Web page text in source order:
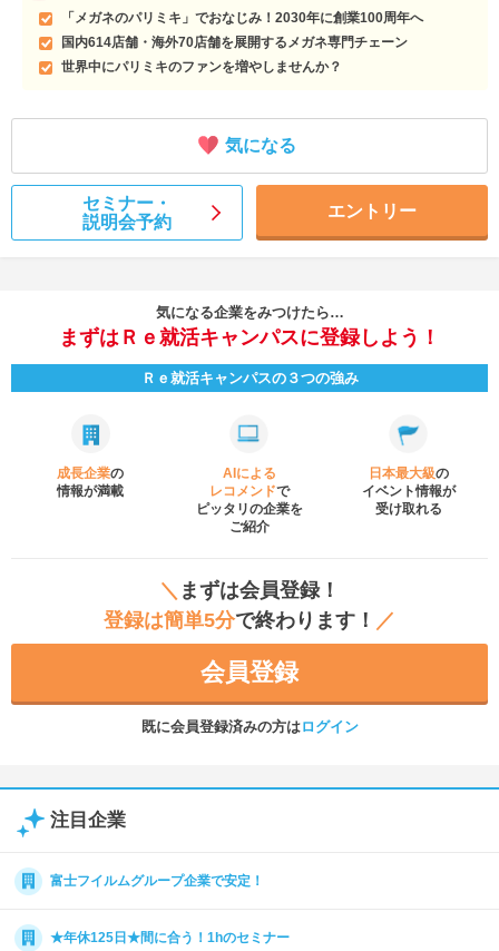
「メガネのパリミキ」でおなじみ！2030年に創業100周年へ
国内614店舗・海外70店舗を展開するメガネ専門チェーン
世界中にパリミキのファンを増やしませんか？
気になる
セミナー・
説明会予約
エントリー
気になる企業をみつけたら…
まずはＲｅ就活キャンパスに登録しよう！
Ｒｅ就活キャンパスの３つの強み
成長企業の
情報が満載
AIによる
レコメンドで
ピッタリの企業を
ご紹介
日本最大級の
イベント情報が
受け取れる
＼ まずは会員登録！
登録は簡単5分で終わります！ ／
会員登録
既に会員登録済みの方はログイン
注目企業
富士フイルムグループ企業で安定！
★年休125日★間に合う！1hのセミナー